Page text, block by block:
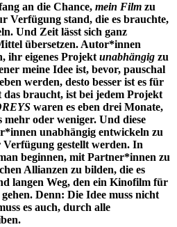
an die Chance, mein Film zu
Verfügung stand, die es brauchte,
Und Zeit lässt sich ganz
übersetzen. Autor*innen
ihr eigenes Projekt unabhängig zu
meine Idee ist, bevor, pauschal
werden, desto besser ist es für
braucht, ist bei jedem Projekt
waren es eben drei Monate,
mehr oder weniger. Und diese
unabhängig entwickeln zu
gestellt werden. In
beginnen, mit Partner*innen zu
Allianzen zu bilden, die es
langen Weg, den ein Kinofilm für
Denn: Die Idee muss nicht
es auch, durch alle